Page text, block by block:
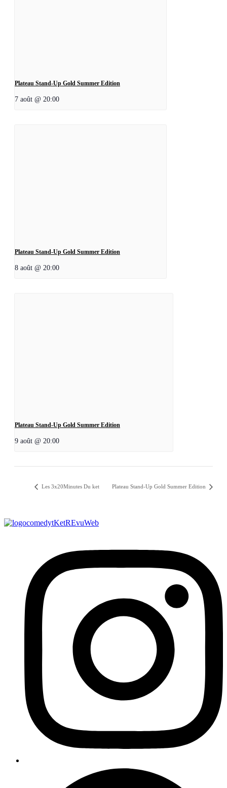
Plateau Stand-Up Gold Summer Edition
7 août @ 20:00
Plateau Stand-Up Gold Summer Edition
8 août @ 20:00
Plateau Stand-Up Gold Summer Edition
9 août @ 20:00
Les 3x20Minutes Du ket Plateau Stand-Up Gold Summer Edition